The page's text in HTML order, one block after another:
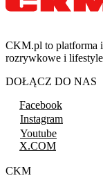
CKM.pl to platforma
rozrywkowe i
DOŁĄCZ DO NAS
Facebook
Instagram
Youtube
X.COM
CKM